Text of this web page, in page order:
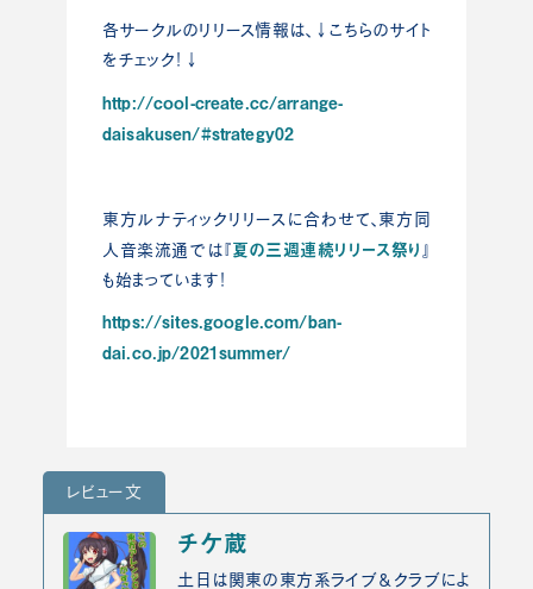
各サークルのリリース情報は、↓こちらのサイト
をチェック！↓
http://cool-create.cc/arrange-
daisakusen/#strategy02
東方ルナティックリリースに合わせて、東方同
人音楽流通では『夏の三週連続リリース祭り 』
も始まっています！
https://sites.google.com/ban-
dai.co.jp/2021summer/
レビュー文
チケ蔵
土日は関東の東方系ライブ＆クラブによ